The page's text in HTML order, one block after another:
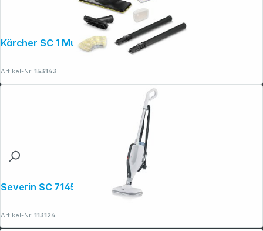
Kärcher SC 1 Multi UP EU
Artikel-Nr.:153143
Severin SC 7145 2-in-1 Dampfreiniger
Artikel-Nr.:113124